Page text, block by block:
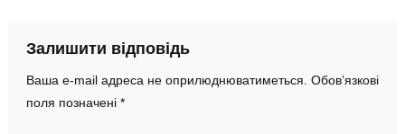
Залишити відповідь
Ваша e-mail адреса не оприлюднюватиметься. Обов’язкові
поля позначені *